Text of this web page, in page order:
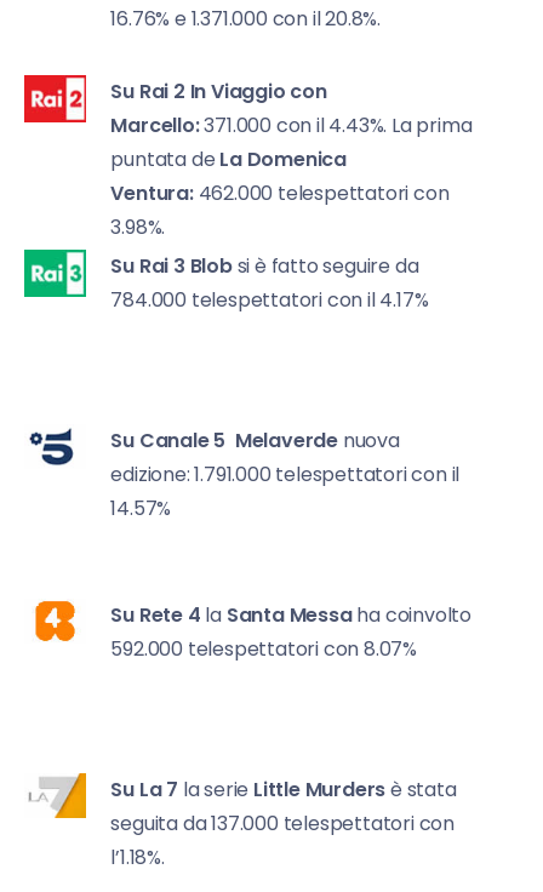
16.76% e 1.371.000 con il 20.8%.
Su Rai 2 In Viaggio con
Marcello:371.000 con il 4.43%. La prima
puntata de La Domenica
Ventura:462.000 telespettatori con
3.98%.
Su Rai 3 Blobsi è fatto seguire da
784.000 telespettatori con il 4.17%
Su Canale 5 Melaverdenuova
edizione: 1.791.000 telespettatori con il
14.57%
Su Rete 4 la Santa Messaha coinvolto
592.000 telespettatori con 8.07%
Su La 7 la serie Little Murdersè stata
seguita da 137.000 telespettatori con
l’1.18%.